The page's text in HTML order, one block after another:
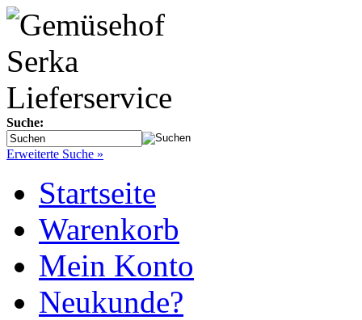
Suche:
Erweiterte Suche »
Startseite
Warenkorb
Mein Konto
Neukunde?